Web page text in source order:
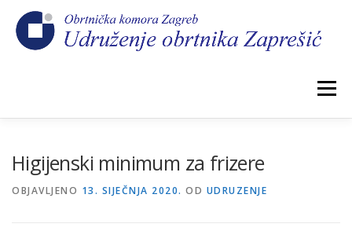
sadržaj
Izbornik
Higijenski minimum za frizere
OBJAVLJENO 13. SIJEČNJA 2020. OD UDRUZENJE